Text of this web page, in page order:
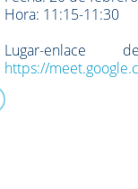
Hora: 11:15-11:30
Lugar-
https://